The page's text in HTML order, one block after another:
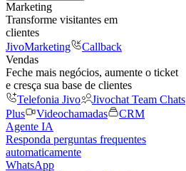
Marketing
Transforme visitantes em
clientes
JivoMarketing
Callback
Vendas
Feche mais negócios, aumente o ticket
e cresça sua base de clientes
Telefonia Jivo
Jivochat Team Chats
Plus
Videochamadas
CRM
Agente IA
Responda perguntas frequentes
automaticamente
WhatsApp